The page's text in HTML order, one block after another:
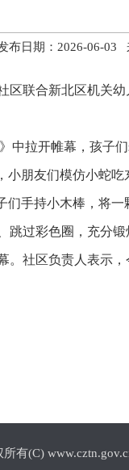
布日期：2026-06-03
区联合新北区机关
中拉开帷幕，孩子
朋友们模仿小蛇
们手持小木棒，将
跳过彩色圈，充分
。社区负责人表示
有(C)